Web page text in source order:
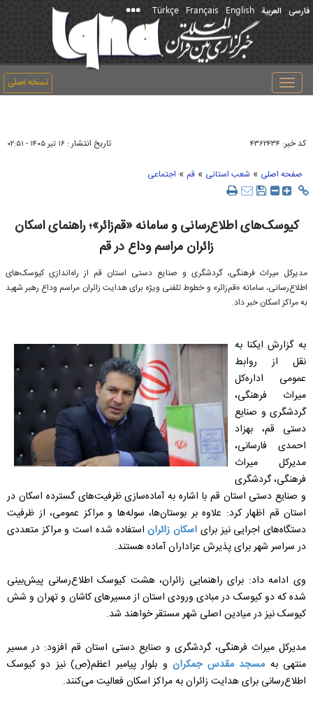
فارسی العربیة English
Français
Türkçe
نسخه اصلی
Toggle
navigation
کد خبر: ۴۳۶۲۴۳۴ تاریخ انتشار : ۱۶ تير ۱۴۰۵ - ۰۲:۵۱
صفحه اصلی » شعب استانی » قم » اجتماعی
کیوسک‌های اطلاع‌رسانی و سامانه «قم‌زائر»؛ راهنمای اسکان
زائران مراسم وداع در قم
مدیرکل میراث ‌فرهنگی، گردشگری و صنایع‌ دستی استان قم از راه‌اندازی کیوسک‌های
اطلاع‌رسانی، سامانه «قم‌زائر» و خطوط تلفنی ویژه برای هدایت زائران مراسم وداع رهبر شهید
به مراکز اسکان خبر داد.
به گزارش ایکنا به
نقل از روابط
عمومی اداره‌کل
میراث فرهنگی،
گردشگری و صنایع
دستی قم، بهزاد
احمدی فارسانی،
مدیرکل میراث
‌فرهنگی، گردشگری
و صنایع‌ دستی استان قم با اشاره به آماده‌سازی ظرفیت‌های گسترده اسکان در
استان قم اظهار کرد: علاوه بر بوستان‌ها، سوله‌ها و مراکز عمومی، از ظرفیت
دستگاه‌های اجرایی نیز برای اسکان زائراناستفاده شده است و مراکز متعددی
در سراسر شهر برای پذیرش عزاداران آماده هستند.
وی ادامه داد: برای راهنمایی زائران، هشت کیوسک اطلاع‌رسانی پیش‌بینی
شده که دو کیوسک در مبادی ورودی استان از مسیر‌های کاشان و تهران و شش
کیوسک نیز در میادین اصلی شهر مستقر خواهند شد.
مدیرکل میراث‌ فرهنگی، گردشگری و صنایع‌ دستی استان قم افزود: در مسیر
منتهی به مسجد مقدس جمکرانو بلوار پیامبر اعظم(ص) نیز دو کیوسک
اطلاع‌رسانی برای هدایت زائران به مراکز اسکان فعالیت می‌کنند.